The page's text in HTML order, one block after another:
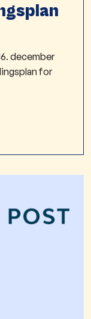
december
for